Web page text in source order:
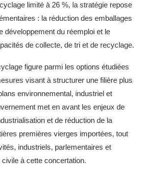
limité à 26 %, la stratégie repose
: la réduction des emballages
développement du réemploi et le
de collecte, de tri et de recyclage.
figure parmi les options étudiées
visant à structurer une filière plus
environnemental, industriel et
met en avant les enjeux de
et de réduction de la
premières vierges importées, tout
industriels, parlementaires et
à cette concertation.